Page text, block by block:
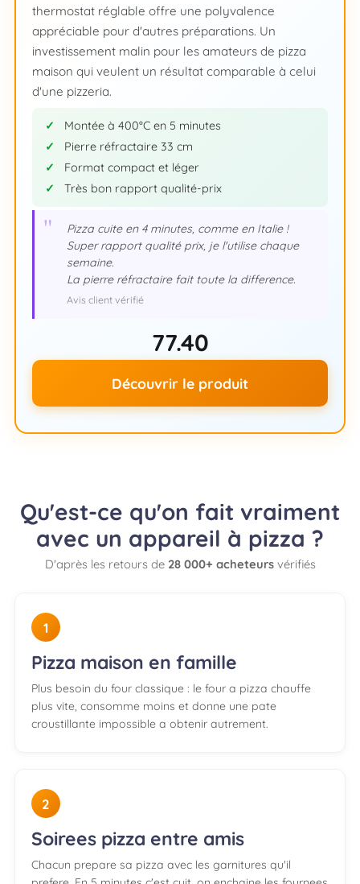
thermostat réglable offre une polyvalence
appréciable pour d'autres préparations. Un
investissement malin pour les amateurs de pizza
maison qui veulent un résultat comparable à celui
d'une pizzeria.
Montée à 400°C en 5 minutes
Pierre réfractaire 33 cm
Format compact et léger
Très bon rapport qualité-prix
"
Pizza cuite en 4 minutes, comme en Italie !
Super rapport qualité prix, je l'utilise chaque
semaine.
La pierre réfractaire fait toute la difference.
Avis client vérifié
77.40
Découvrir le produit
Qu'est-ce qu'on fait vraiment
avec un appareil à pizza ?
D'après les retours de 28 000+ acheteursvérifiés
1
Pizza maison en famille
Plus besoin du four classique : le four a pizza chauffe
plus vite, consomme moins et donne une pate
croustillante impossible a obtenir autrement.
2
Soirees pizza entre amis
Chacun prepare sa pizza avec les garnitures qu'il